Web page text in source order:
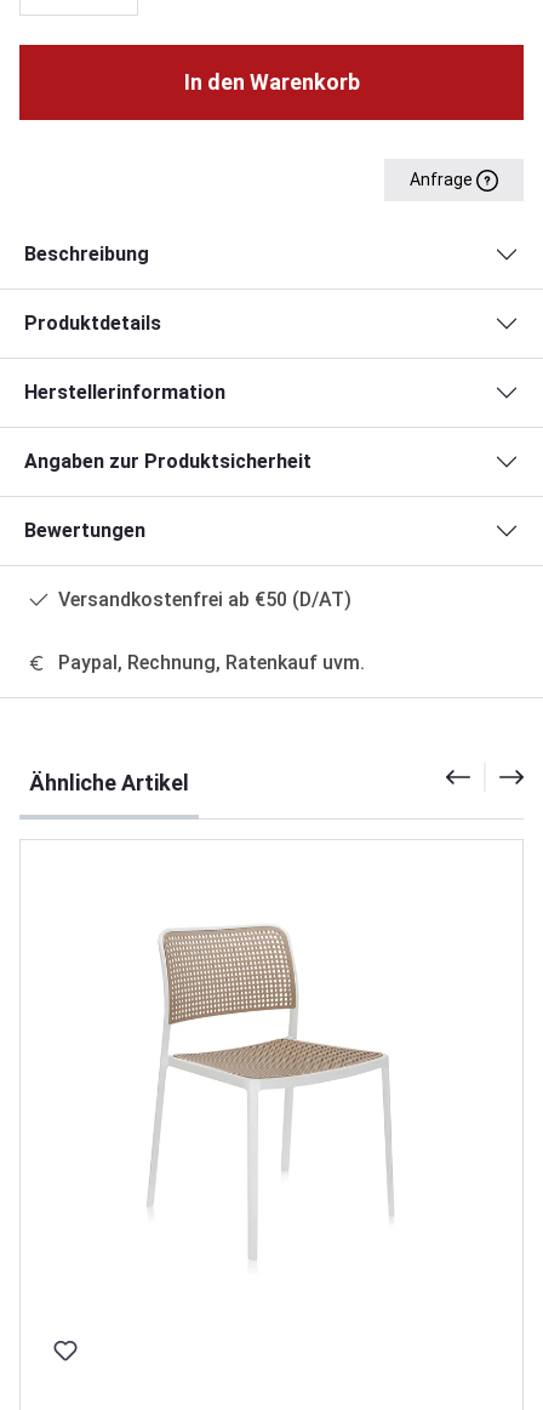
In den Warenkorb
Anfrage
Beschreibung
Produktdetails
Herstellerinformation
Angaben zur Produktsicherheit
Bewertungen
Versandkostenfrei ab €50 (D/AT)
Paypal, Rechnung, Ratenkauf uvm.
Ähnliche Artikel